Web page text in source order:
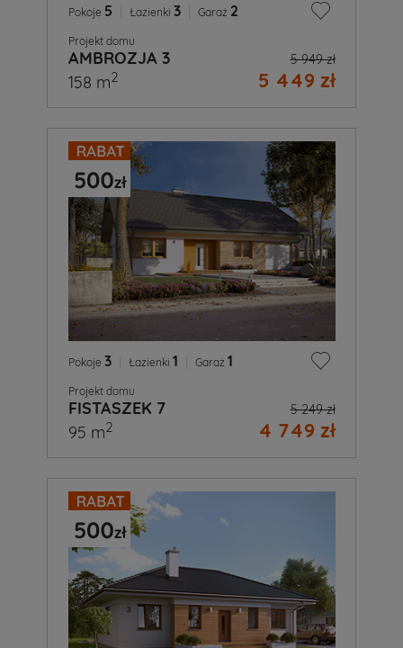
Pokoje 5 Łazienki 3 Garaż 2
Projekt domu
AMBROZJA 3 5 949 zł
5 449 zł
158 m2
Pokoje 3 Łazienki 1 Garaż 1
Projekt domu
FISTASZEK 7 5 249 zł
4 749 zł
95 m2